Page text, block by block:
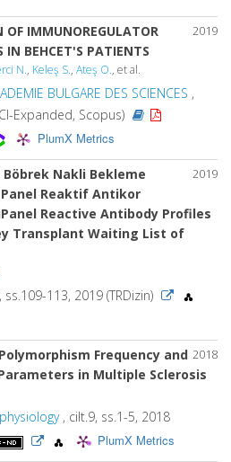
2019
OF IMMUNOREGULATOR
IN BEHCET'S PATIENTS
N., Keleş S., Ateş O., et al.
BULGARE DES SCIENCES ,
Expanded, Scopus)
PlumX Metrics
2019
Nakli Bekleme
Reaktif Antikor
Reactive Antibody Profiles
Transplant Waiting List of
ss.109-113, 2019 (TRDizin)
2018
Polymorphism Frequency and
in Multiple Sclerosis
, cilt.9, ss.1-5, 2018
PlumX Metrics